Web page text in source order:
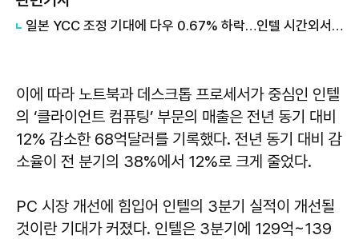
일본 YCC 조정 기대에 다우 0.67% 하락…인텔 시간외서 7% 상승
이에 따라 노트북과 데스크톱 프로세서가 중심인 인텔
의 ‘클라이언트 컴퓨팅’ 부문의 매출은 전년 동기 대비
12% 감소한 68억달러를 기록했다. 전년 동기 대비 감
소율이 전 분기의 38%에서 12%로 크게 줄었다.
PC 시장 개선에 힘입어 인텔의 3분기 실적이 개선될
것이란 기대가 커졌다. 인텔은 3분기에 129억~139